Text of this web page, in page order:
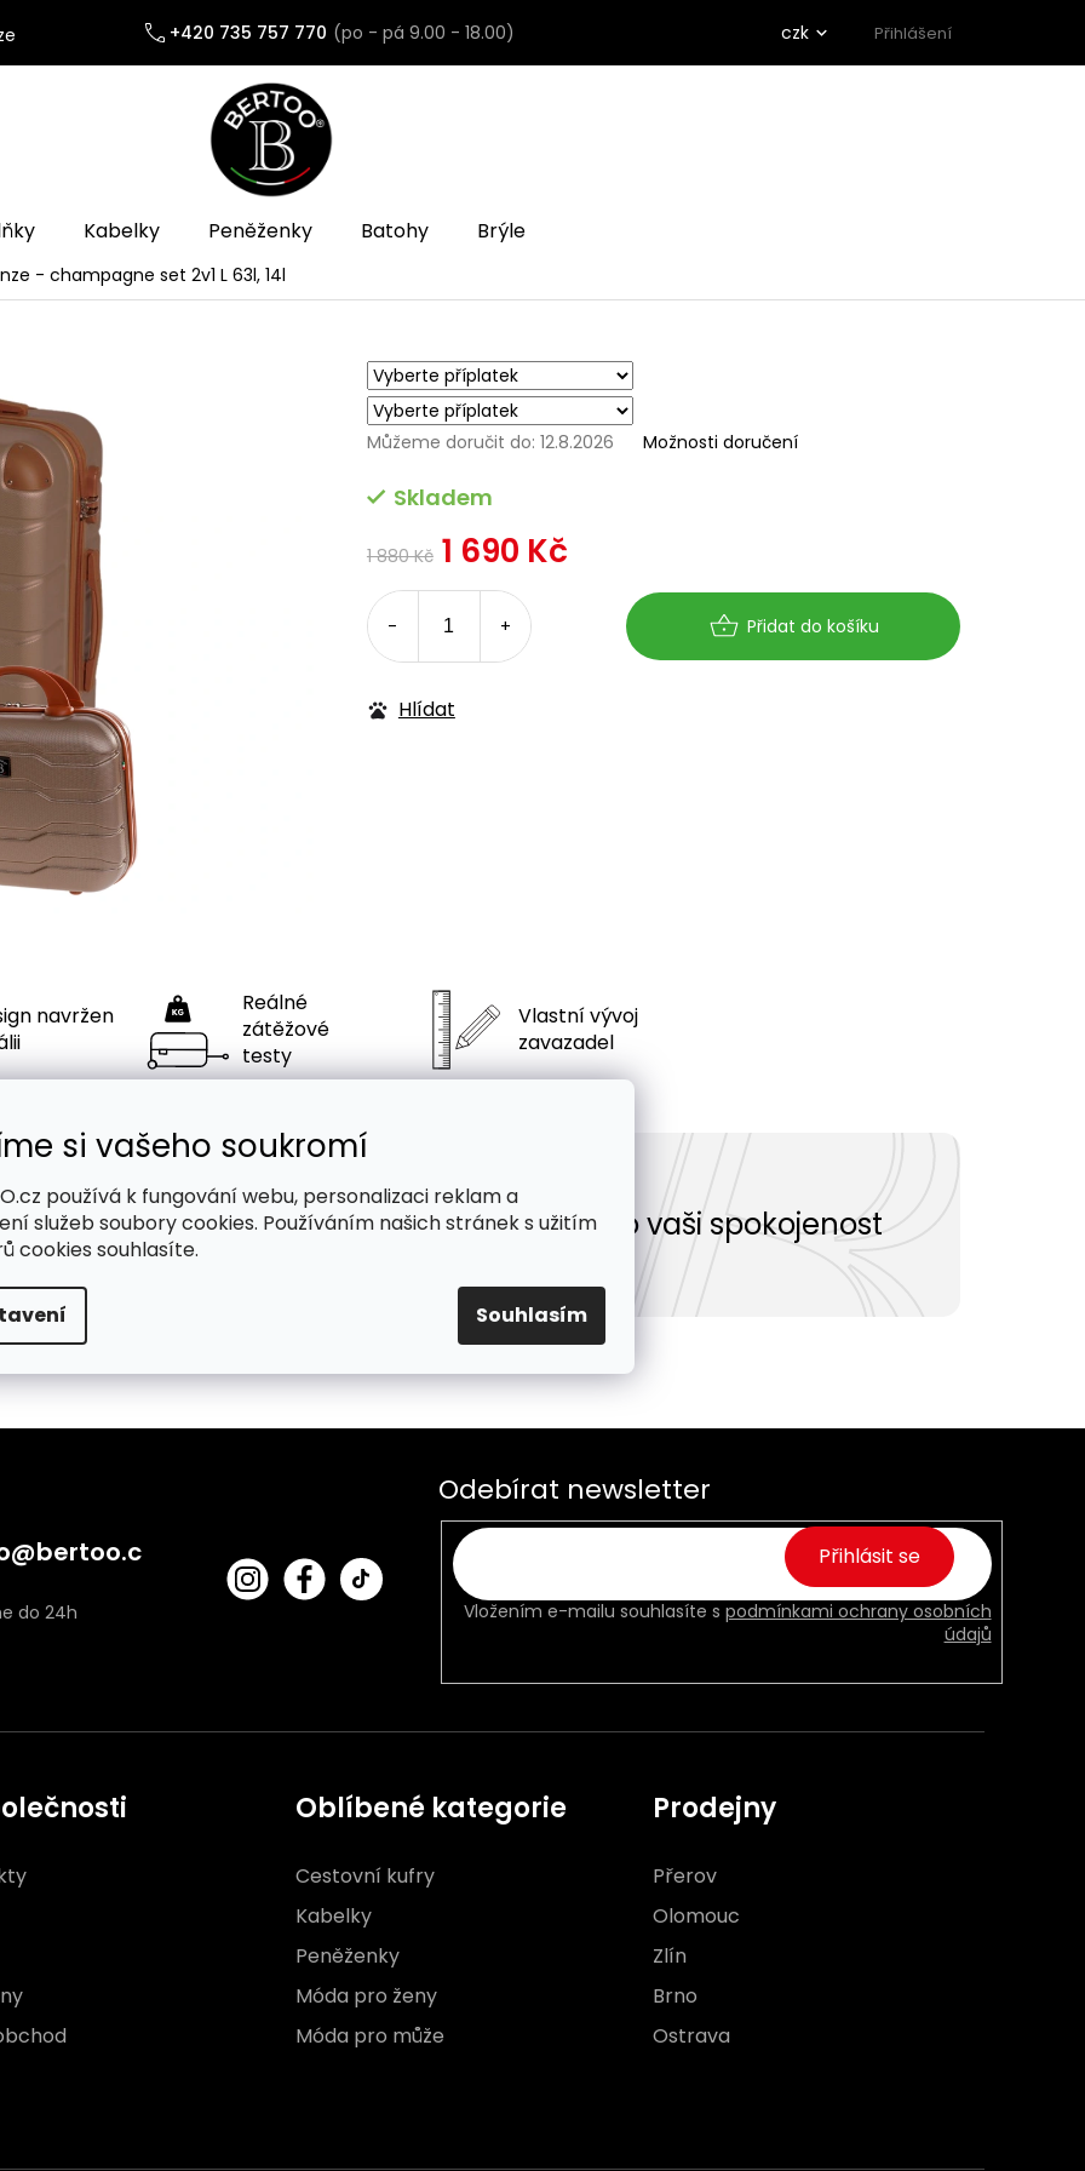
si vašeho soukromí
používá k fungování webu, personalizaci reklam a
služeb soubory cookies. Používáním našich stránek s užitím
cookies souhlasíte.
Souhlasím
+420 735 757 770 czk Přihlášení
Kabelky Peněženky Batohy Brýle
- champagne set 2v1 L 63l, 14l
1 880 Kč 1 690 Kč
Skladem
Můžeme doručit do: 12.8.2026 Možnosti doručení
Přidat do košíku
Hlídat
navržen
Reálné
zátěžové
testy
Vlastní vývoj
zavazadel
tady pro Vás Vše pro vaši spokojenost
@bertoo.c
bert
oo_
Fac
ebo
Odebírat newsletter
Vložením e-mailu souhlasíte s podmínkami ochrany osobních
údajů
Přihlásit se
Oblíbené kategorie
Cestovní kufry
Kabelky
Peněženky
Móda pro ženy
Móda pro může
Prodejny
Přerov
Olomouc
Zlín
Brno
Ostrava